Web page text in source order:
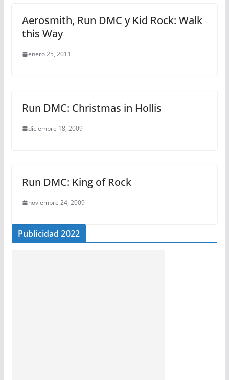
Aerosmith, Run DMC y Kid Rock: Walk
this Way
enero 25, 2011
Run DMC: Christmas in Hollis
diciembre 18, 2009
Run DMC: King of Rock
noviembre 24, 2009
Publicidad 2022